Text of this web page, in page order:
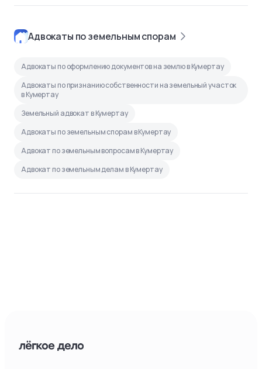
Адвокаты по земельным спорам
Адвокаты по оформлению документов на землю в Кумертау
Адвокаты по признанию собственности на земельный участок
в Кумертау
Земельный адвокат в Кумертау
Адвокаты по земельным спорам в Кумертау
Адвокат по земельным вопросам в Кумертау
Адвокат по земельным делам в Кумертау